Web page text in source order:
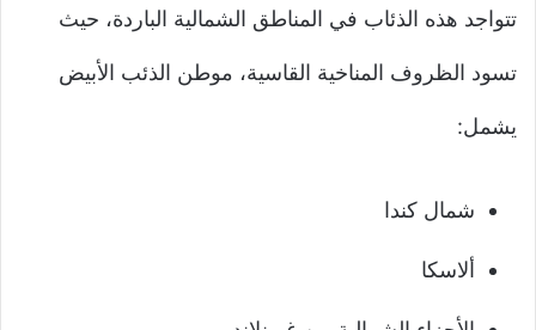
تتواجد هذه الذئاب في المناطق الشمالية الباردة، حيث
تسود الظروف المناخية القاسية، موطن الذئب الأبيض
يشمل:
شمال كندا
ألاسكا